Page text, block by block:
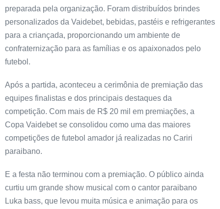
preparada pela organização. Foram distribuídos brindes
personalizados da Vaidebet, bebidas, pastéis e refrigerantes
para a criançada, proporcionando um ambiente de
confraternização para as famílias e os apaixonados pelo
futebol.
Após a partida, aconteceu a cerimônia de premiação das
equipes finalistas e dos principais destaques da
competição. Com mais de R$ 20 mil em premiações, a
Copa Vaidebet se consolidou como uma das maiores
competições de futebol amador já realizadas no Cariri
paraibano.
E a festa não terminou com a premiação. O público ainda
curtiu um grande show musical com o cantor paraibano
Luka bass, que levou muita música e animação para os